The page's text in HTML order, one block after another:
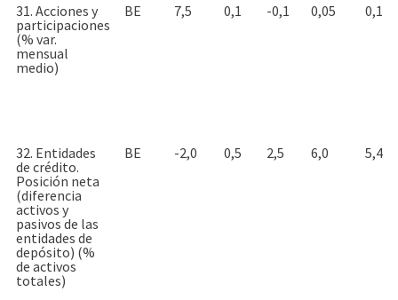
31. Acciones y
participaciones
(% var.
mensual
medio)
BE 7,5 0,1 -0,1 0,05 0,1
32. Entidades
de crédito.
Posición neta
(diferencia
activos y
pasivos de las
entidades de
depósito) (%
de activos
totales)
BE -2,0 0,5 2,5 6,0 5,4